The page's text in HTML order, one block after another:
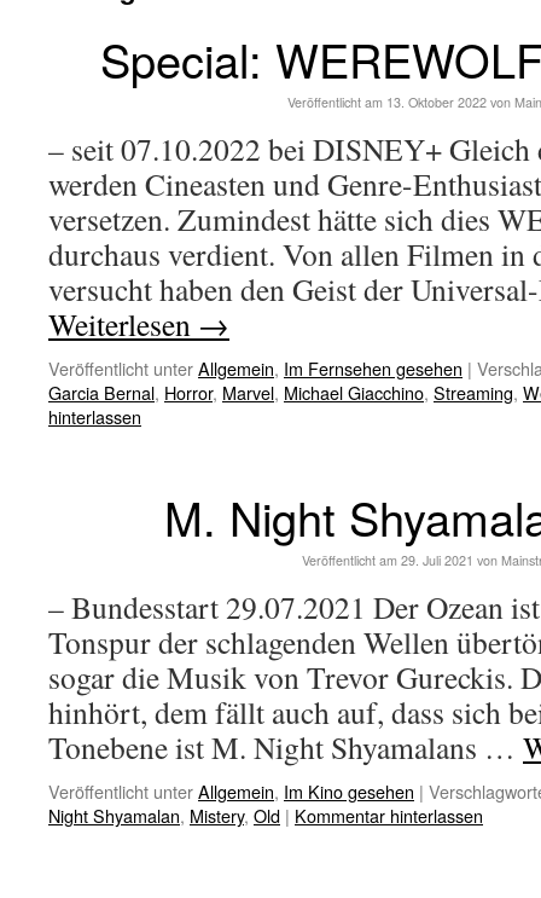
Special:
Veröffentlicht am 13. Oktober 2022 von
– seit 07.10.2022 bei DISNEY+ Gleich
werden Cineasten und Genre-
versetzen. Zumindest hätte sich dies
durchaus verdient. Von allen Filmen in
versucht haben den Geist der
Weiterlesen →
Veröffentlicht unterAllgemein, Im Fernsehen gesehen |
Garcia Bernal, Horror, Marvel, Michael Giacchino, Streaming,
hinterlassen
M. Night
Veröffentlicht am 29. Juli 2021 von
– Bundesstart 29.07.2021 Der Ozean
Tonspur der schlagenden Wellen
sogar die Musik von Trevor Gureckis.
hinhört, dem fällt auch auf, dass sich
Tonebene ist M. Night Shyamalans …
Veröffentlicht unterAllgemein, Im Kino gesehen |
Night Shyamalan, Mistery, Old | Kommentar hinterlassen